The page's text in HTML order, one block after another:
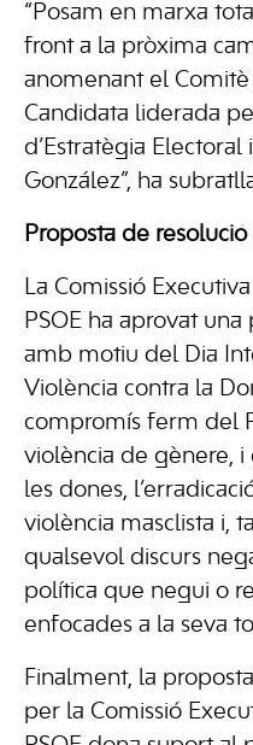
“Posam en marxa
front a la pròxima
anomenant el Comitè
Candidata liderada
d’Estratègia Electoral
González”, ha
Proposta de
La Comissió
PSOE ha aprovat
amb motiu del Dia
Violència contra la
compromís ferm del
violència de gènere,
les dones,
violència masclista i,
qualsevol discurs
política que negui o
enfocades a la seva
Finalment, la
per la Comissió